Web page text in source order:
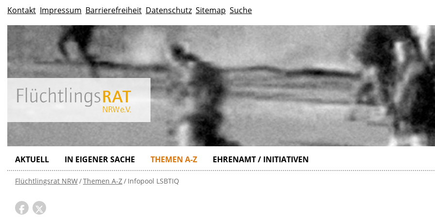
Kontakt Impressum Barrierefreiheit Datenschutz Sitemap Suche
AKTUELL IN EIGENER SACHE THEMEN A-Z EHRENAMT / INITIATIVEN
Flüchtlingsrat NRW Themen A-Z Infopool LSBTIQ